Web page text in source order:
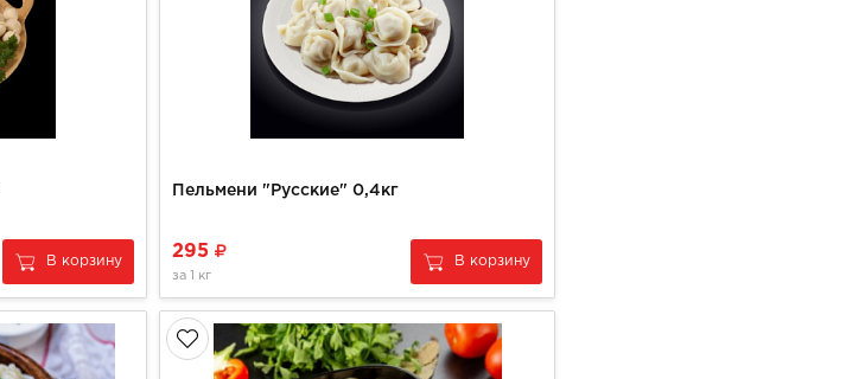
В корзину
Пельмени "Русские" 0,4кг
295
за 1 кг
В корзину